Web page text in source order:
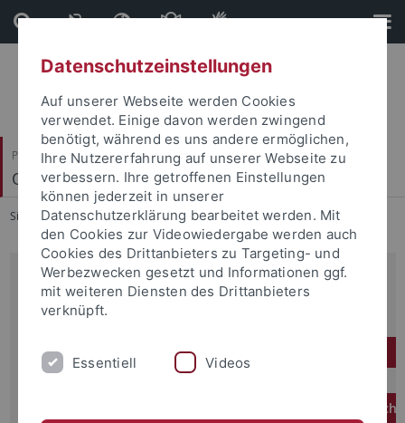
Direkt
zum
Inhalt
Direkt
zur
Fußleiste
Philosophische Fakultät
Orient- und Islamwissenschaft
Sie sind hier: Startseite ... Studium
Folgende Studiengänge werden
angeboten:
B.A. Studiengänge (Administration LS Islamwissenschaft)
M.A. Studiengänge (Administration LS Islamische
Datenschutzeinstellungen
Auf unserer Webseite werden Cookies
verwendet. Einige davon werden zwingend
benötigt, während es uns andere ermöglichen,
Ihre Nutzererfahrung auf unserer Webseite zu
verbessern. Ihre getroffenen Einstellungen
können jederzeit in unserer
Datenschutzerklärung bearbeitet werden. Mit
den Cookies zur Videowiedergabe werden auch
Cookies des Drittanbieters zu Targeting- und
Werbezwecken gesetzt und Informationen ggf.
mit weiteren Diensten des Drittanbieters
verknüpft.
Essentiell Videos